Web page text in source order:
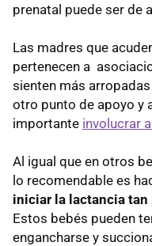
prenatal puede ser de
Las madres que
pertenecen a
sienten más
otro punto de apoyo y
importante involucrar
Al igual que en otros
lo recomendable es
iniciar la lactancia
Estos bebés pueden
engancharse y